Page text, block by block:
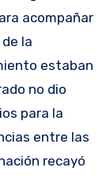
acompañar
la
estaban
no dio
para la
entre las
recayó